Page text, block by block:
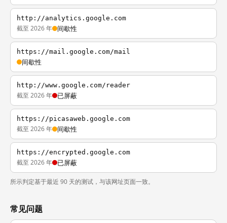
http://analytics.google.com
截至 2026 年 间歇性
https://mail.google.com/mail
间歇性
http://www.google.com/reader
截至 2026 年 已屏蔽
https://picasaweb.google.com
截至 2026 年 间歇性
https://encrypted.google.com
截至 2026 年 已屏蔽
所示判定基于最近 90 天的测试，与该网址页面一致。
常见问题